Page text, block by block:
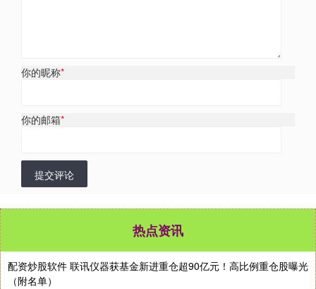
你的昵称*
你的邮箱*
提交评论
热点资讯
配资炒股软件 联讯仪器获基金新进重仓超90亿元！高比例重仓股曝光
（附名单）